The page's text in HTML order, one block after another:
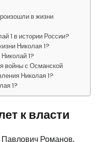
в жизни
1 в истории России?
Николая 1?
1?
войны с Османской
Николая 1?
1?
к власти
Романов,